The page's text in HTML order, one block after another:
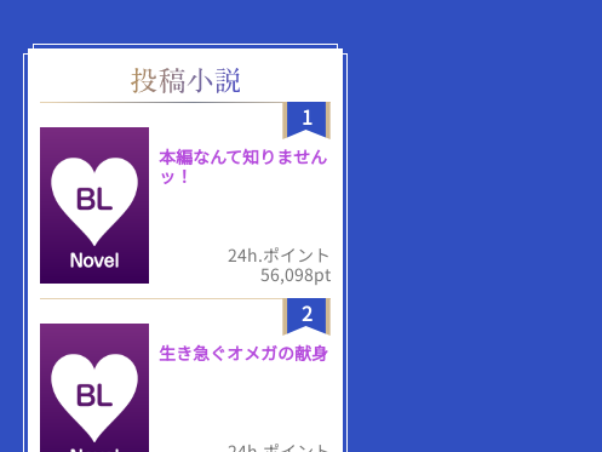
1
本編なんて知りません
ッ！
24h.ポイント
56,098pt
2
生き急ぐオメガの献身